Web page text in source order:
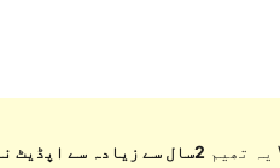
یہ تھیم 2سال سے زیادہ سے اپڈیٹ نہیں کی گئی ہے